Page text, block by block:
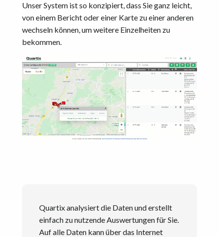
Unser System ist so konzipiert, dass Sie ganz leicht,
von einem Bericht oder einer Karte zu einer anderen
wechseln können, um weitere Einzelheiten zu
bekommen.
Quartix analysiert die Daten und erstellt
einfach zu nutzende Auswertungen für Sie.
Auf alle Daten kann über das Internet